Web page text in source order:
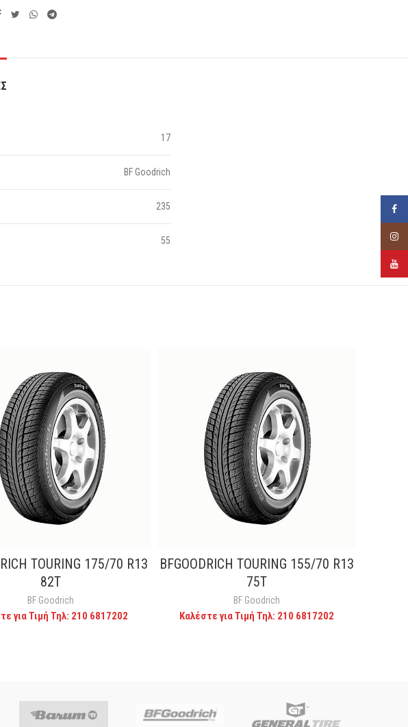
17
BF Goodrich
235
55
CALL FOR PRICE
TOURING 175/70 R13
82T
BF Goodrich
για Τιμή Τηλ: 210 6817202
CALL FOR PRICE
BFGOODRICH TOURING 155/70 R13
75T
BF Goodrich
Καλέστε για Τιμή Τηλ: 210 6817202